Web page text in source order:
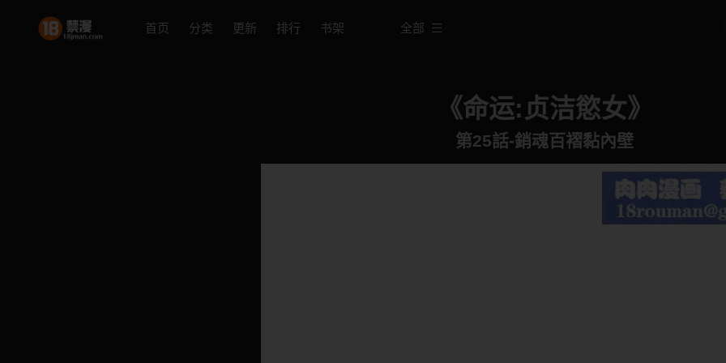
首页 分类 更新 排行 书架 全部
《命运:贞洁慾女》
第25話-銷魂百褶黏內壁